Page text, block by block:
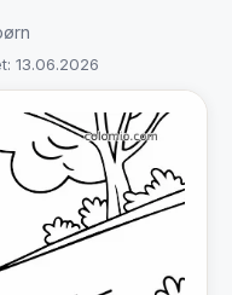
13.06.2026